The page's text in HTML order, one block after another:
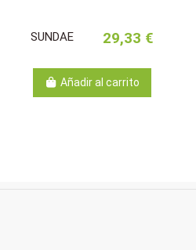
SUNDAE 29,33 €
Añadir al carrito